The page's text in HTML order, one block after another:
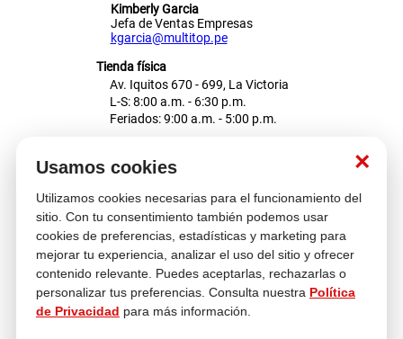
×
Usamos cookies
Utilizamos cookies necesarias para el funcionamiento del
sitio. Con tu consentimiento también podemos usar
cookies de preferencias, estadísticas y marketing para
mejorar tu experiencia, analizar el uso del sitio y ofrecer
contenido relevante. Puedes aceptarlas, rechazarlas o
personalizar tus preferencias. Consulta nuestra Política
de Privacidad para más información.
Kimberly Garcia
Jefa de Ventas Empresas
kgarcia@multitop.pe
Tienda física
Av. Iquitos 670 - 699, La Victoria
L-S: 8:00 a.m. - 6:30 p.m.
Feriados: 9:00 a.m. - 5:00 p.m.
Atención al cliente
Descubre más